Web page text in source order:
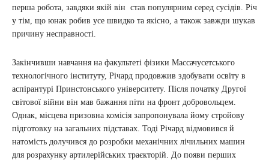
перша робота, завдяки якій він став популярним серед сусідів. Річ
у тім, що юнак робив усе швидко та якісно, а також завжди шукав
причину несправності.
Закінчивши навчання на факультеті фізики Массачусетського
технологічного інституту, Річард продовжив здобувати освіту в
аспірантурі Принстонського університету. Після початку Другої
світової війни він мав бажання піти на фронт добровольцем.
Однак, місцева призовна комісія запропонувала йому стройову
підготовку на загальних підставах. Тоді Річард відмовився й
натомість долучився до розробки механічних лічильних машин
для розрахунку артилерійських траєкторій. До появи перших